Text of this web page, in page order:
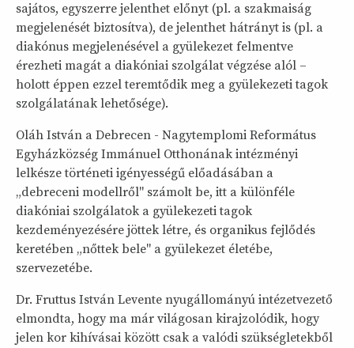
sajátos, egyszerre jelenthet előnyt (pl. a szakmaiság
megjelenését biztosítva), de jelenthet hátrányt is (pl. a
diakónus megjelenésével a gyülekezet felmentve
érezheti magát a diakóniai szolgálat végzése alól –
holott éppen ezzel teremtődik meg a gyülekezeti tagok
szolgálatának lehetősége).
Oláh István a Debrecen - Nagytemplomi Református
Egyházközség Immánuel Otthonának intézményi
lelkésze történeti igényességű előadásában a
„debreceni modellről" számolt be, itt a különféle
diakóniai szolgálatok a gyülekezeti tagok
kezdeményezésére jöttek létre, és organikus fejlődés
keretében „nőttek bele" a gyülekezet életébe,
szervezetébe.
Dr. Fruttus István Levente nyugállományú intézetvezető
elmondta, hogy ma már világosan kirajzolódik, hogy
jelen kor kihívásai között csak a valódi szükségletekből